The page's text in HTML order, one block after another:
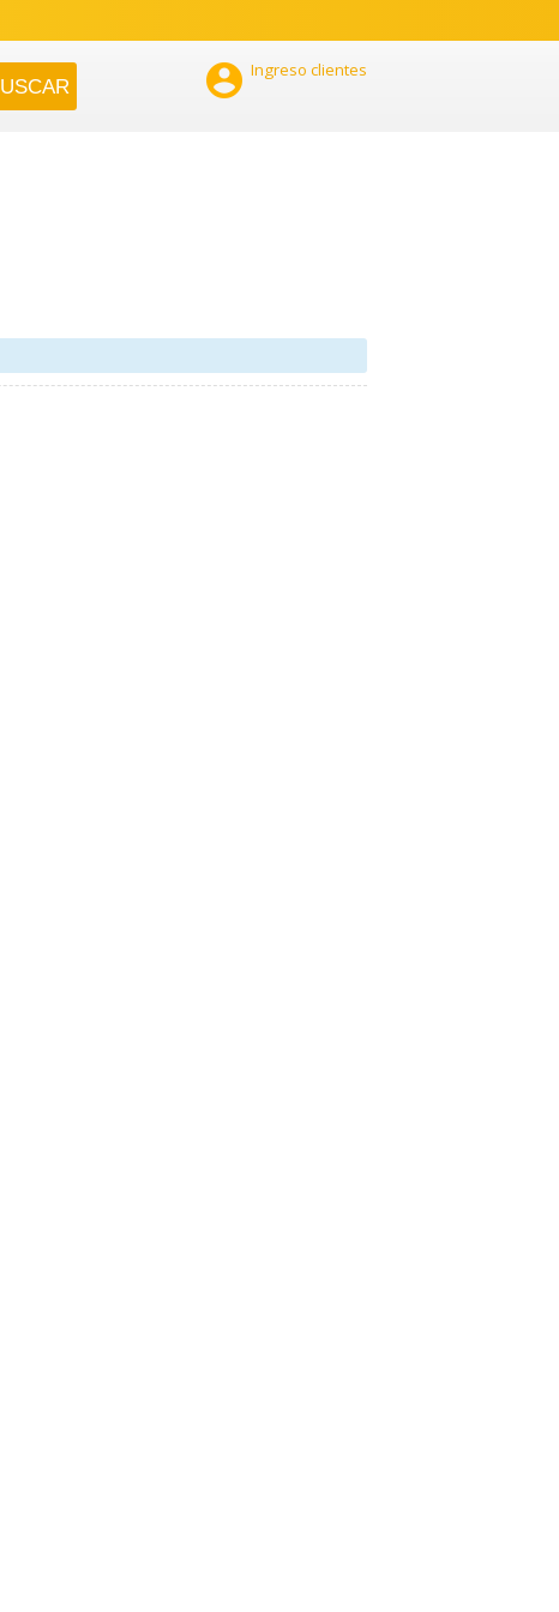
 Ingreso clientes